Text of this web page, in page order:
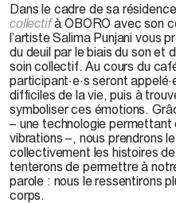
Dans le cadre de sa
collectifà OBORO avec son
l’artiste Salima Punjani vous
du deuil par le biais du son et
soin collectif. Au cours du
participant·e·s seront
difficiles de la vie, puis à
symboliser ces émotions.
– une technologie permettant
vibrations –, nous prendrons
collectivement les histoires
tenterons de permettre à
parole : nous le ressentirons
corps.